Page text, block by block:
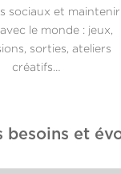
sociaux et maintenir
le monde : jeux,
sorties, ateliers
créatifs…
besoins et